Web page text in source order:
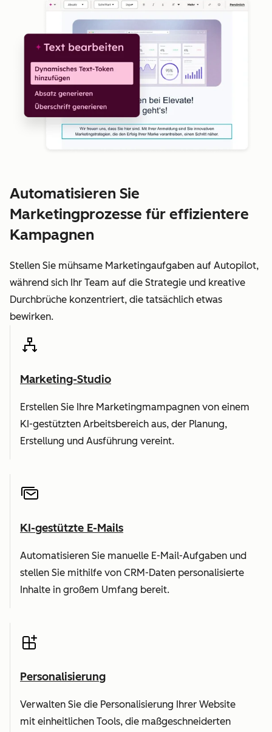
Automatisieren Sie
Marketingprozesse für effizientere
Kampagnen
Stellen Sie mühsame Marketingaufgaben auf Autopilot,
während sich Ihr Team auf die Strategie und kreative
Durchbrüche konzentriert, die tatsächlich etwas
bewirken.
Marketing-Studio
Erstellen Sie Ihre Marketingmampagnen von einem
KI-gestützten Arbeitsbereich aus, der Planung,
Erstellung und Ausführung vereint.
KI-gestützte E-Mails
Automatisieren Sie manuelle E-Mail-Aufgaben und
stellen Sie mithilfe von CRM-Daten personalisierte
Inhalte in großem Umfang bereit.
Personalisierung
Verwalten Sie die Personalisierung Ihrer Website
mit einheitlichen Tools, die maßgeschneiderten